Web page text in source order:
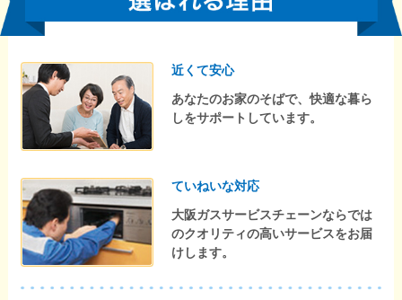
近くて安心
あなたのお家のそばで、快適な暮ら
しをサポートしています。
ていねいな対応
大阪ガスサービスチェーンならでは
のクオリティの高いサービスをお届
けします。